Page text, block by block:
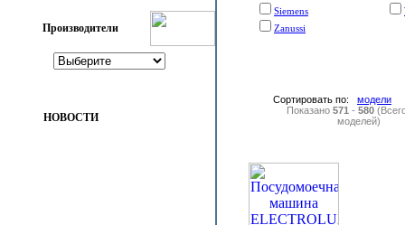
Производители
НОВОСТИ
Siemens
Zanussi
Сортировать по: модели
Показано 571 - 580
моделей)